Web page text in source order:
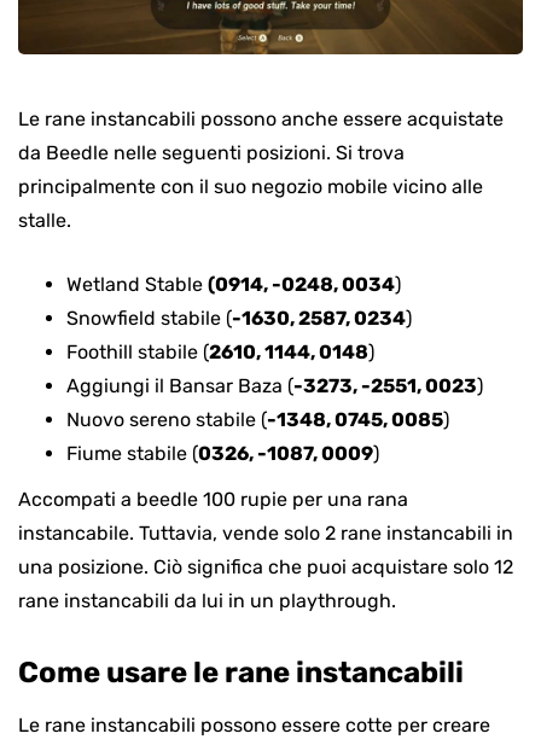
Le rane instancabili possono anche essere acquistate
da Beedle nelle seguenti posizioni. Si trova
principalmente con il suo negozio mobile vicino alle
stalle.
Wetland Stable (0914, -0248, 0034)
Snowfield stabile (-1630, 2587, 0234)
Foothill stabile (2610, 1144, 0148)
Aggiungi il Bansar Baza (-3273, -2551, 0023)
Nuovo sereno stabile (-1348, 0745, 0085)
Fiume stabile (0326, -1087, 0009)
Accompati a beedle 100 rupie per una rana
instancabile. Tuttavia, vende solo 2 rane instancabili in
una posizione. Ciò significa che puoi acquistare solo 12
rane instancabili da lui in un playthrough.
Come usare le rane instancabili
Le rane instancabili possono essere cotte per creare